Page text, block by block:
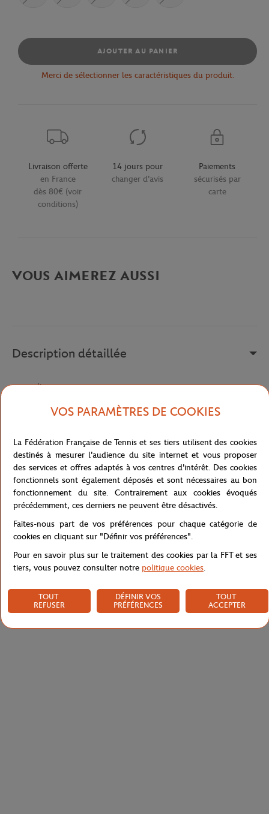
AJOUTER AU PANIER
Merci de sélectionner les caractéristiques du produit.
Livraison offerte
en France
dès 80€ (voir
conditions)
14 jours pour
changer d'avis
Paiements
sécurisés par
carte
VOUS AIMEREZ AUSSI
Description détaillée
a remplir
Référence : FBM161005-001
Caractéristiques
Livraison et retours
VOS PARAMÈTRES DE COOKIES
La Fédération Française de Tennis et ses tiers utilisent des cookies
destinés à mesurer l'audience du site internet et vous proposer
des services et offres adaptés à vos centres d'intérêt. Des cookies
fonctionnels sont également déposés et sont nécessaires au bon
fonctionnement du site. Contrairement aux cookies évoqués
précédemment, ces derniers ne peuvent être désactivés.
Faites-nous part de vos préférences pour chaque catégorie de
cookies en cliquant sur "Définir vos préférences".
Pour en savoir plus sur le traitement des cookies par la FFT et ses
tiers, vous pouvez consulter notre politique cookies.
TOUT
REFUSER
DÉFINIR VOS
PRÉFÉRENCES
TOUT
ACCEPTER